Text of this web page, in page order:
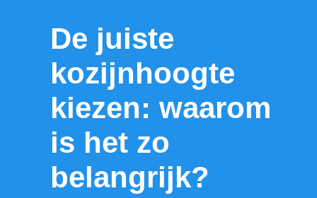
De juiste
kozijnhoogte
kiezen: waarom
is het zo
belangrijk?